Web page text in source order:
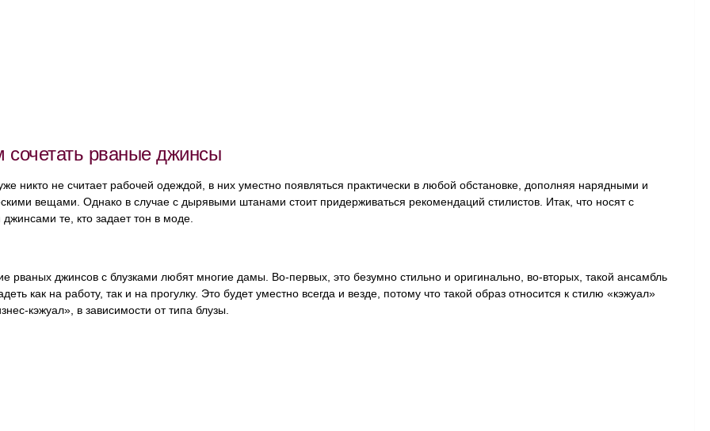
сочетать рваные джинсы
никто не считает рабочей одеждой, в них уместно появляться практически в любой обстановке, дополняя нарядными и
вещами. Однако в случае с дырявыми штанами стоит придерживаться рекомендаций стилистов. Итак, что носят с
те, кто задает тон в моде.
рваных джинсов с блузками любят многие дамы. Во-первых, это безумно стильно и оригинально, во-вторых, такой ансамбль
как на работу, так и на прогулку. Это будет уместно всегда и везде, потому что такой образ относится к стилю «кэжуал»
кэжуал», в зависимости от типа блузы.